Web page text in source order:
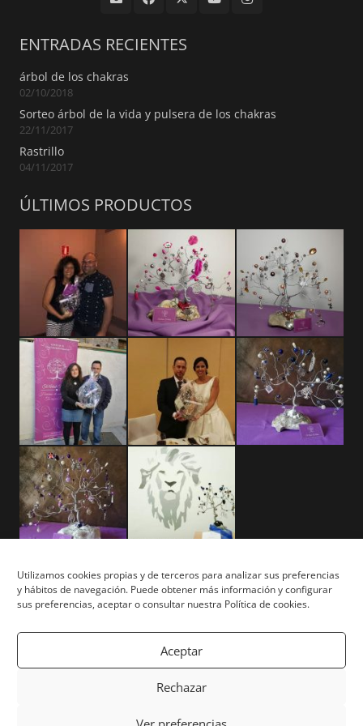
Utilizamos cookies propias y de terceros para analizar sus preferencias
y hábitos de navegación. Puede obtener más información y configurar
sus preferencias, aceptar o consultar nuestra Política de cookies.
Aceptar
Rechazar
ENTRADAS RECIENTES
árbol de los chakras
02/10/2018
Sorteo árbol de la vida y pulsera de los chakras
22/11/2017
Rastrillo
04/11/2017
ÚLTIMOS PRODUCTOS
Aviso Legal
Privacidad y Cookies
Mapa del Sitio